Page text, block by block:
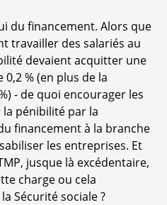
du financement. Alors que
travailler des salariés au
devaient acquitter une
% (en plus de la
- de quoi encourager les
pénibilité par la
financement à la branche
les entreprises. Et
jusque là excédentaire,
charge ou cela
Sécurité sociale ?